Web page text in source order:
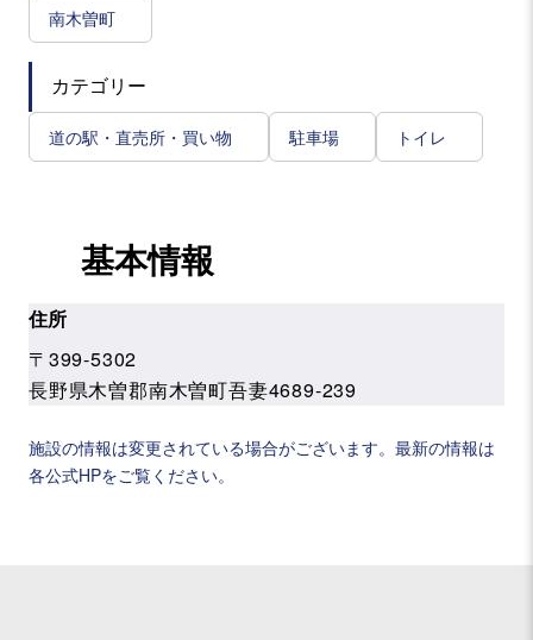
南木曽町
カテゴリー
道の駅・直売所・買い物 駐車場 トイレ
基本情報
住所
〒399-5302
長野県木曽郡南木曽町吾妻4689-239
施設の情報は変更されている場合がございます。最新の情報は
各公式HPをご覧ください。